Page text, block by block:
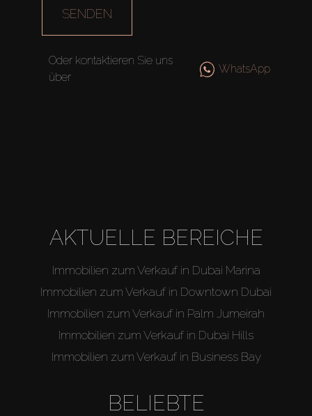
SENDEN
Oder kontaktieren Sie uns
über
WhatsApp
AKTUELLE BEREICHE
Immobilien zum Verkauf in Dubai Marina
Immobilien zum Verkauf in Downtown Dubai
Immobilien zum Verkauf in Palm Jumeirah
Immobilien zum Verkauf in Dubai Hills
Immobilien zum Verkauf in Business Bay
BELIEBTE